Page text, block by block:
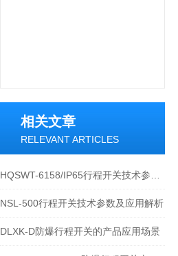
相关文章
RELEVANT ARTICLES
NSL-500行程开关技术参数及应用解析
DLXK-D防爆行程开关的产品应用场景